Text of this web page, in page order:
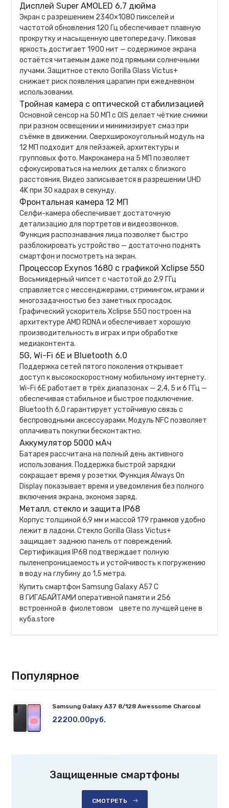
Дисплей Super AMOLED 6,7 дюйма
Экран с разрешением 2340×1080 пикселей и
частотой обновления 120 Гц обеспечивает плавную
прокрутку и насыщенную цветопередачу. Пиковая
яркость достигает 1900 нит — содержимое экрана
остаётся читаемым даже под прямыми солнечными
лучами. Защитное стекло Gorilla Glass Victus+
снижает риск появления царапин при ежедневном
использовании.
Тройная камера с оптической стабилизацией
Основной сенсор на 50 МП с OIS делает чёткие снимки
при разном освещении и минимизирует смаз при
съёмке в движении. Сверхширокоугольный модуль на
12 МП подходит для пейзажей, архитектуры и
групповых фото. Макрокамера на 5 МП позволяет
сфокусироваться на мелких деталях с близкого
расстояния. Видео записывается в разрешении UHD
4K при 30 кадрах в секунду.
Фронтальная камера 12 МП
Селфи-камера обеспечивает достаточную
детализацию для портретов и видеозвонков.
Функция распознавания лица позволяет быстро
разблокировать устройство — достаточно поднять
смартфон и посмотреть на экран.
Процессор Exynos 1680 с графикой Xclipse 550
Восьмиядерный чипсет с частотой до 2,9 ГГц
справляется с мессенджерами, стримингом, играми и
многозадачностью без заметных просадок.
Графический ускоритель Xclipse 550 построен на
архитектуре AMD RDNA и обеспечивает хорошую
производительность в играх и при обработке
медиаконтента.
5G, Wi-Fi 6E и Bluetooth 6.0
Поддержка сетей пятого поколения открывает
доступ к высокоскоростному мобильному интернету.
Wi-Fi 6E работает в трёх диапазонах — 2,4, 5 и 6 ГГц —
обеспечивая стабильное и быстрое подключение.
Bluetooth 6.0 гарантирует устойчивую связь с
беспроводными аксессуарами. Модуль NFC позволяет
оплачивать покупки бесконтактно.
Аккумулятор 5000 мАч
Батарея рассчитана на полный день активного
использования. Поддержка быстрой зарядки
сокращает время у розетки. Функция Always On
Display показывает время и уведомления без полного
включения экрана, экономя заряд.
Металл, стекло и защита IP68
Корпус толщиной 6,9 мм и массой 179 граммов удобно
лежит в ладони. Стекло Gorilla Glass Victus+
защищает заднюю панель от повреждений.
Сертификация IP68 подтверждает полную
пыленепроницаемость и устойчивость к погружению
в воду на глубину до 1,5 метра.
Купить смартфон Samsung Galaxy A57 С
8 ГИГАБАЙТАМИ оперативной памяти и 256
встроенной в фиолетовом цвете по лучщей цене в
куба.store
Популярное
Samsung Galaxy A37 8/128 Awessome Charcoal
22200.00руб.
Защищенные смартфоны
СМОТРЕТЬ